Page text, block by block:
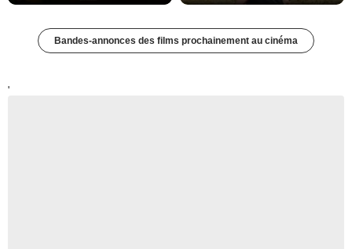
Bandes-annonces des films prochainement au cinéma
'